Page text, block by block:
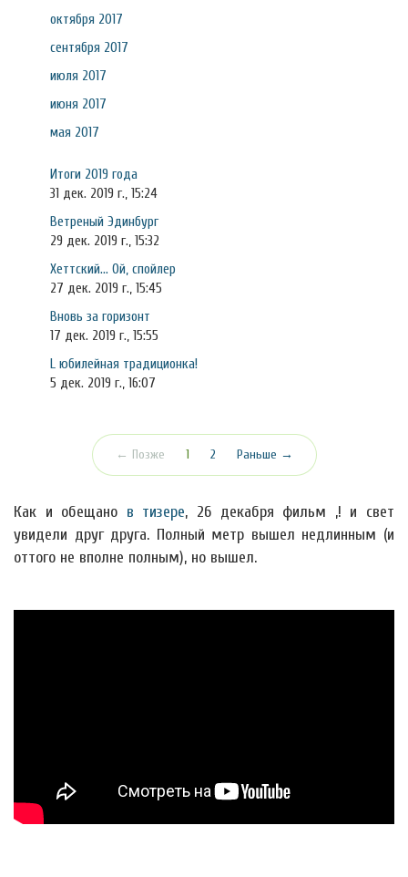
октября 2017
сентября 2017
июля 2017
июня 2017
мая 2017
Итоги 2019 года
31 дек. 2019 г., 15:24
Ветреный Эдинбург
29 дек. 2019 г., 15:32
Хеттский... Ой, спойлер
27 дек. 2019 г., 15:45
Вновь за горизонт
17 дек. 2019 г., 15:55
L юбилейная традиционка!
5 дек. 2019 г., 16:07
← Позже 1(текущая)
2 Раньше →
Как и обещано в тизере, 26 декабря фильм ,! и свет
увидели друг друга. Полный метр вышел недлинным (и
оттого не вполне полным), но вышел.